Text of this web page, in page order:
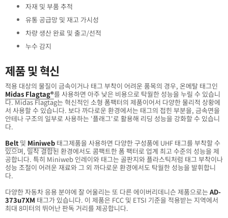
자재 및 부품 추적
유통 공급망 및 재고 가시성
차량 생산 완료 및 출고/선적
누수 감지
제품 및 혁신
적용 대상의 물질이 금속이거나 태그 부착이 어려운 품목의 경우, 온메탈 태그인
Midas Flagtag®를 사용하면 아주 낮은 비용으로 탁월한 성능을 누릴 수 있습니
다. Midas Flagtag는 혁신적인 소형 폼팩터의 제품이어서 다양한 물리적 상황에
서 사용할 수 있습니다. 보다 까다로운 환경에서는 태그의 접힌 부분을, 금속면을
안테나 구조의 일부로 사용하는 '플래그'로 활용해 리딩 성능을 강화할 수 있습니
다.
Belt및 Miniweb 태그제품을 사용하면 다양한 구성품에 UHF 태그를 부착할 수
있으며, 밀착 결합된 환경에서도 콤팩트한 폼 팩터로 업계 최고 수준의 성능을 제
공합니다. 특히 Miniweb 인레이와 태그는 골판지와 플라스틱처럼 태그 부착이나
성능 조절이 어려운 재료와 그 외 까다로운 환경에서도 탁월한 성능을 발휘합니
다.
다양한 자동차 응용 분야에 잘 어울리는 또 다른 에이버리데니슨 제품으로는AD-
373u7XM 태그가 있습니다. 이 제품은 FCC 및 ETSI 기준을 적용받는 지역에서
최대 8미터의 뛰어난 판독 거리를 제공합니다.